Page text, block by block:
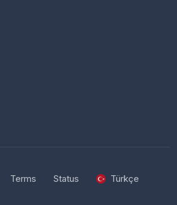
Terms Status Türkçe